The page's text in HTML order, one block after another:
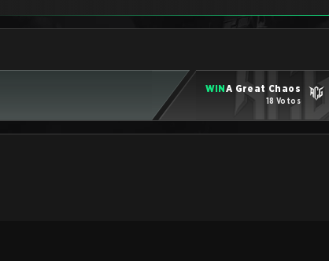
WINA Great Chaos
18 Votos